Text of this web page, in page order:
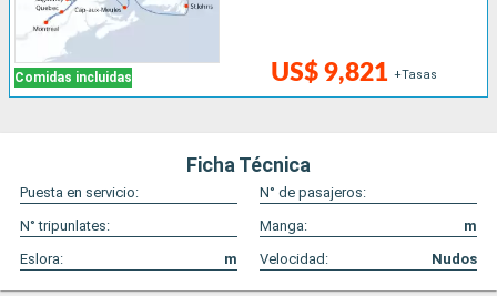
Comidas incluidas US$ 9,821 +Tasas
Ficha Técnica
Puesta en servicio:
N° de pasajeros:
N° tripunlates:
Manga:
m
Eslora:
m Velocidad: Nudos